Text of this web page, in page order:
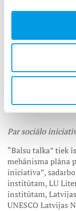
Par sociālo
“Balsu talka” tiek
mehānisma plāna
iniciatīva”,
institūtam, LU
institūtam,
UNESCO Latvijas